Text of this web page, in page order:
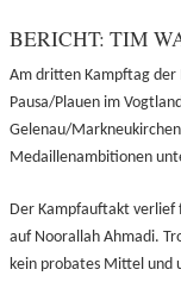
BERICHT: TIM
Am dritten Kampftag der
Pausa/Plauen im
Gelenau/
Medaillenambitionen
Der Kampfauftakt verlief
auf Noorallah Ahmadi.
kein probates Mittel und